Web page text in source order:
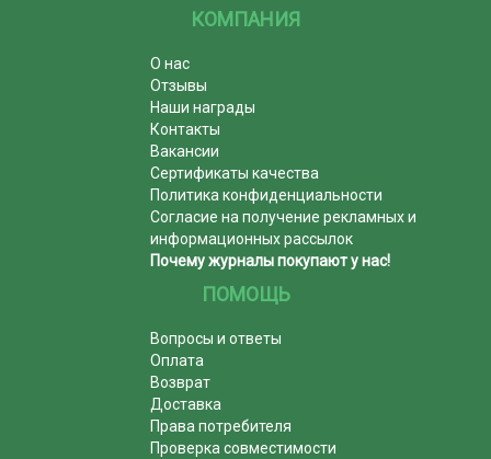
КОМПАНИЯ
О нас
Отзывы
Наши награды
Контакты
Вакансии
Сертификаты качества
Политика конфиденциальности
Согласие на получение рекламных и
информационных рассылок
Почему журналы покупают у нас!
ПОМОЩЬ
Вопросы и ответы
Оплата
Возврат
Доставка
Права потребителя
Проверка совместимости